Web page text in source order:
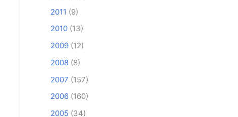
2011 (9)
2010 (13)
2009 (12)
2008 (8)
2007 (157)
2006 (160)
2005 (34)